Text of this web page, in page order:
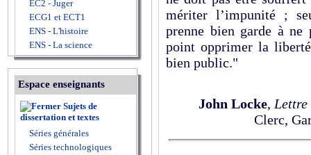
EC2 - Juger
ECG1 et ECT1
ENS - L'histoire
ENS - La science
Espace enseignants
Sujets de
dissertation et textes
Séries générales
Séries technologiques
mériter l’impunité ;
prenne bien garde à ne
point opprimer la
bien public."
John Locke,
Clerc,